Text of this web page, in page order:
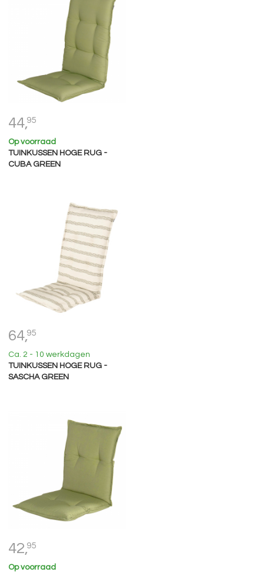
44,95
Op voorraad
TUINKUSSEN HOGE RUG -
CUBA GREEN
64,95
Ca. 2 - 10 werkdagen
TUINKUSSEN HOGE RUG -
SASCHA GREEN
42,95
Op voorraad